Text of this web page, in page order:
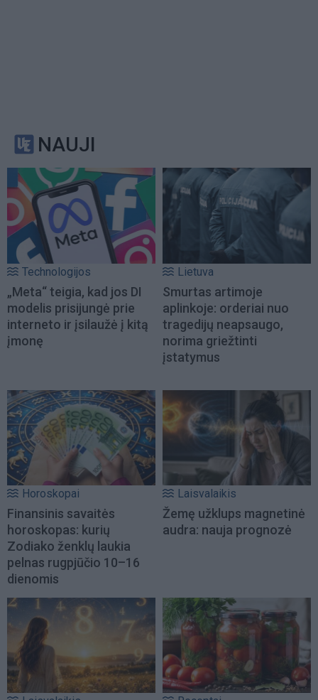
NAUJI
Technologijos
„Meta“ teigia, kad jos DI
modelis prisijungė prie
interneto ir įsilaužė į kitą
įmonę
Lietuva
Smurtas artimoje
aplinkoje: orderiai nuo
tragedijų neapsaugo,
norima griežtinti
įstatymus
Horoskopai
Finansinis savaitės
horoskopas: kurių
Zodiako ženklų laukia
pelnas rugpjūčio 10–16
dienomis
Laisvalaikis
Žemę užklups magnetinė
audra: nauja prognozė